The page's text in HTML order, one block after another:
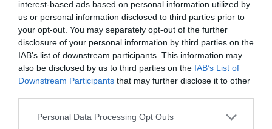
interest-based ads based on personal information utilized by
us or personal information disclosed to third parties prior to
your opt-out. You may separately opt-out of the further
disclosure of your personal information by third parties on the
IAB’s list of downstream participants. This information may
also be disclosed by us to third parties on the IAB’s List of
Downstream Participants that may further disclose it to other
Personal Data Processing Opt Outs
szczegóły
Anonim
Wrzesień 2013
Podróżujący samotnie w sprawach
służbowych
DOBRY
7.1/10